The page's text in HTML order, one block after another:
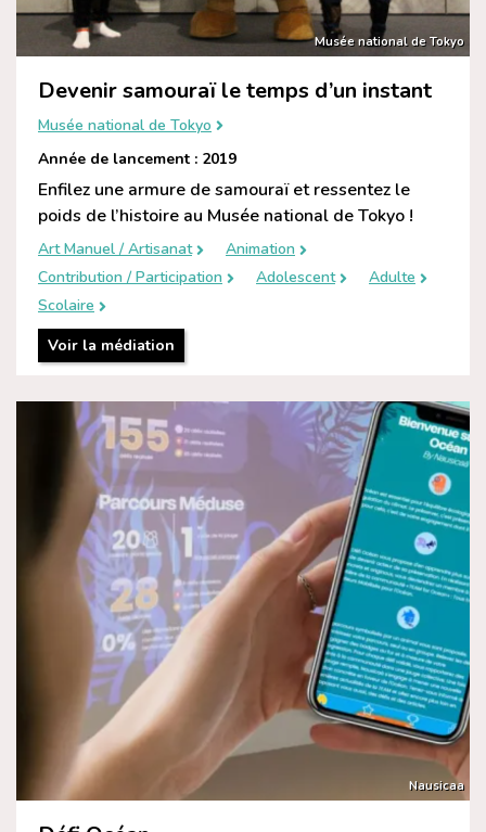
Musée national de Tokyo
Devenir samouraï le temps d’un instant
Musée national de Tokyo
Année de lancement : 2019
Enfilez une armure de samouraï et ressentez le
poids de l’histoire au Musée national de Tokyo !
Art Manuel / Artisanat
Animation
Contribution / Participation
Adolescent
Adulte
Scolaire
Voir la médiation
Nausicaa